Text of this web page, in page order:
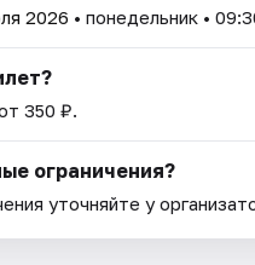
2026 • понедельник •
350 ₽.
ограничения?
уточняйте у